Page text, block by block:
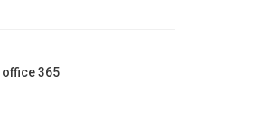
365